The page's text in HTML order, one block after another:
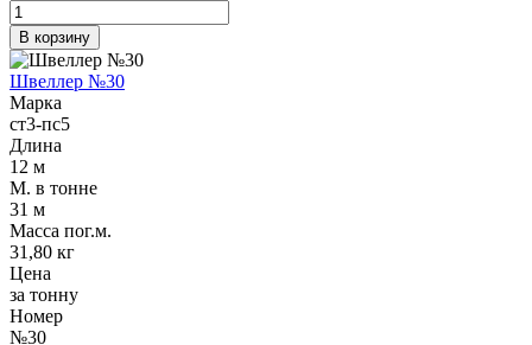
В корзину
Швеллер №30
Марка
ст3-пс5
Длина
12 м
М. в тонне
31 м
Масса пог.м.
31,80 кг
Цена
за тонну
Номер
№30